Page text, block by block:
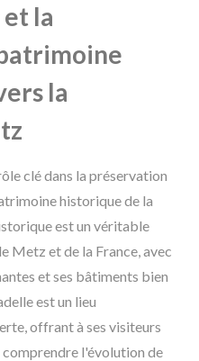
la
la
clé dans la préservation
historique de la
est un véritable
Metz et de la France, avec
et ses bâtiments bien
est un lieu
offrant à ses visiteurs
comprendre l'évolution de